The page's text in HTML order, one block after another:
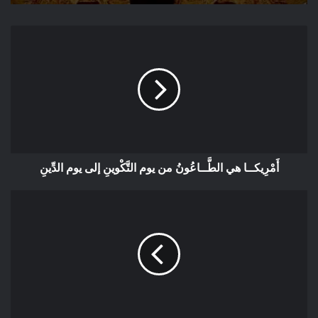
وقد أشرف كل من الدكتور عبداللطيف مكرم رئيس جامعة الحسن
الأكاديمي الوازن، الذي عرف حضورًا نوعيًا كبيرًا ومكثفًا، من خلال
الفعاليات الأكاديمية المنتمية لمختلف المشارب والتوجهات العلمية
إلى ذلك، ألقت السيدة آمنة بوعياش رئيسة المجلس الوطني لحقوق
سياسيون ضد الوطن والملك
أَمْرِيكــا هي الطَّــاعُونُ من يوم التَّكْوينِ إلى يوم الدِّينِ